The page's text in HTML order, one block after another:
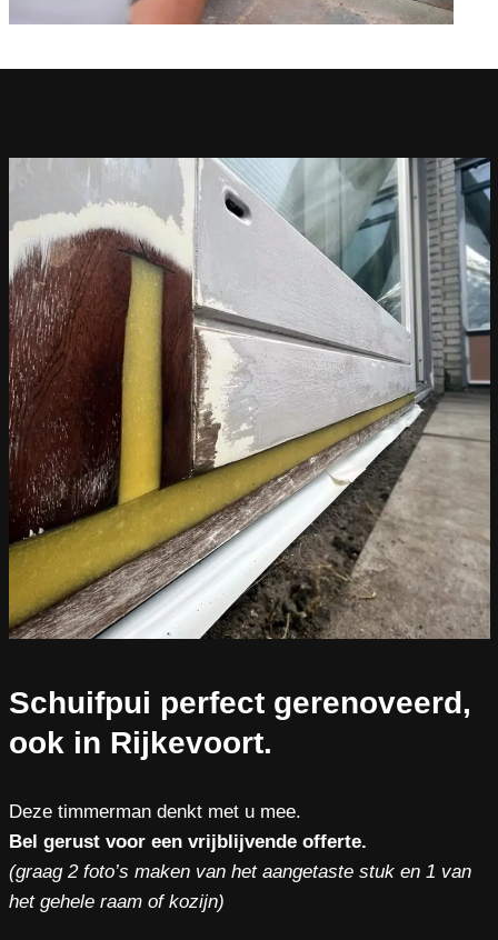
Schuifpui perfect gerenoveerd,
ook in Rijkevoort.
Deze timmerman denkt met u mee.
Bel gerust voor een vrijblijvende offerte.
(graag 2 foto’s maken van het aangetaste stuk en 1 van
het gehele raam of kozijn)